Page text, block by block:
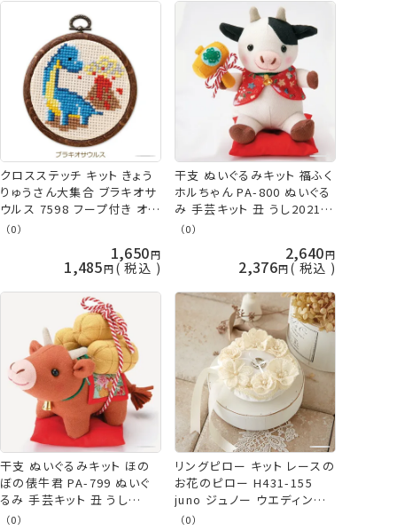
クロスステッチ キット きょう
りゅうさん大集合 ブラキオサ
ウルス 7598 フープ付き オリ
ムパス ネコポス可 手芸の山
（0）
1,650
1,485 税込
干支 ぬいぐるみキット 福ふく
ホルちゃん PA-800 ぬいぐる
み 手芸キット 丑 うし2021年
オリムパス olm 手芸の山久
（0）
2,640
2,376 税込
干支 ぬいぐるみキット ほの
ぼの俵牛君 PA-799 ぬいぐ
るみ 手芸キット 丑 うし
2021年 縁起物 飾り オリム
（0）
リングピロー キット レースの
お花のピロー H431-155
juno ジュノー ウエディング
手作りキット ハマナカ hama
（0）